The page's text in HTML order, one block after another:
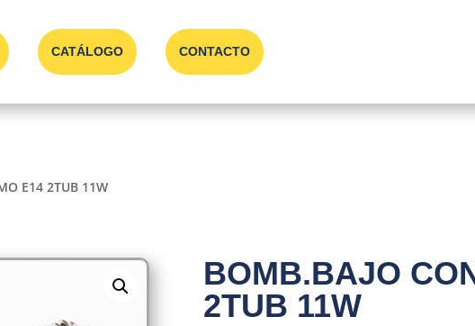
CATÁLOGO CONTACTO
E14 2TUB 11W
BOMB.BAJO
2TUB 11W